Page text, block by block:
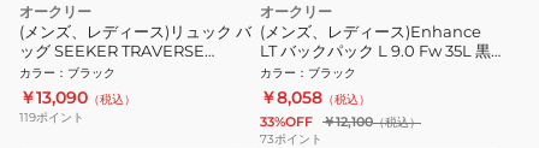
オークリー
(メンズ、レディース)リュック バ
ッグ SEEKER TRAVERSE
FOS901475-02E ブラック 13L ハ
イドレーションパック付き
カラー ： ブラック
￥13,090 （税込）
119ポイント
オークリー
(メンズ、レディース)Enhance
LT バックパック L 9.0 Fw 35L 黒
35L FOS902149-081 ボックス型
撥水 シンプル リュックサック
カラー ： ブラック
￥8,058 （税込）
33%OFF ￥12,100（税込）
73ポイント